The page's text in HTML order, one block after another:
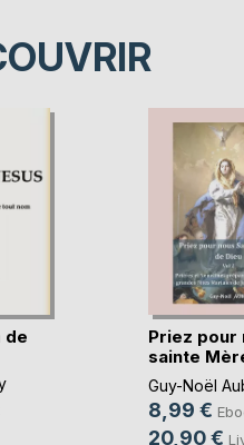
de
Priez pour
sainte
Die(...)
Guy-Noël
8,99 €
20,90 €